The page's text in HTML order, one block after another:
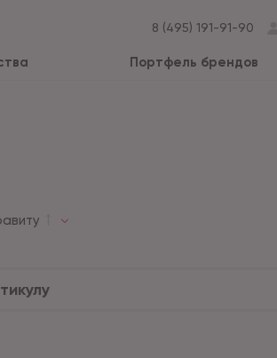
8 (495) 191-91-90
Портфель брендов